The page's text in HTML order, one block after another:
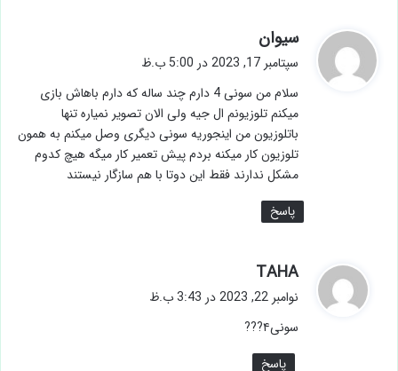
سیوان
ف
:
سپتامبر 17, 2023 در 5:00 ب.ظ
سلام من سونی 4 دارم چند ساله که دارم باهاش بازی
میکنم تلوزیونم ال جیە ولی الان تصویر نمیاره تنها
باتلوزیون من اینجوریه سونی دیگری وصل میکنم به همون
تلوزیون کار میکنه بردم پیش تعمیر کار میگه هیچ کدوم
مشکل ندارند فقط این دوتا با هم سازگار نیستند
پاسخ
TAHA
ف
:
نوامبر 22, 2023 در 3:43 ب.ظ
سونی۴???
پاسخ